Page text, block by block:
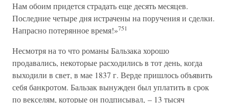
Нам обоим придется страдать еще десять месяцев.
Последние четыре дня истрачены на поручения и сделки.
Напрасно потерянное время!»751
Несмотря на то что романы Бальзака хорошо
продавались, некоторые расходились в тот день, когда
выходили в свет, в мае 1837 г. Верде пришлось объявить
себя банкротом. Бальзак вынужден был уплатить в срок
по векселям, которые он подписывал, – 13 тысяч